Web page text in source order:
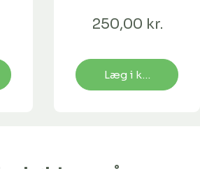
lang
250,00 kr.
Læg i kurv